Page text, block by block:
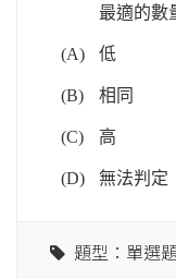
最適的數
(A) 低
(B) 相同
(C) 高
(D) 無法判定
題型：單選